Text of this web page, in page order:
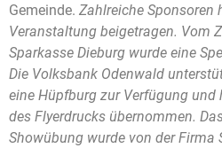
Gemeinde. Zahlreiche Sponsoren
Veranstaltung beigetragen. Vom
Sparkasse Dieburg wurde eine
Die Volksbank Odenwald
eine Hüpfburg zur Verfügung
des Flyerdrucks übernommen.
Showübung wurde von der Firma